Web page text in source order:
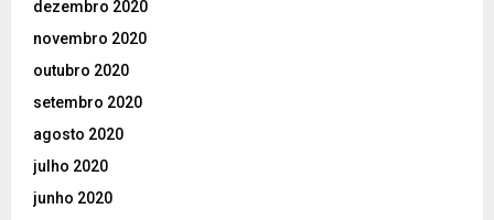
dezembro 2020
novembro 2020
outubro 2020
setembro 2020
agosto 2020
julho 2020
junho 2020